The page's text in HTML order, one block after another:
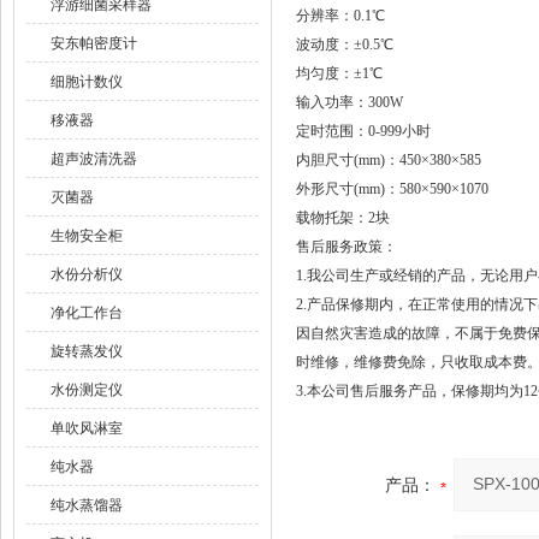
浮游细菌采样器
安东帕密度计
细胞计数仪
移液器
超声波清洗器
灭菌器
生物安全柜
水份分析仪
净化工作台
旋转蒸发仪
水份测定仪
单吹风淋室
纯水器
纯水蒸馏器
分辨率：0.1℃
波动度：±0.5℃
均匀度：±1℃
输入功率：300W
定时范围：0-999小时
内胆尺寸(mm)：450×380×585
外形尺寸(mm)：580×590×1070
载物托架：2块
售后服务政策：
1.我公司生产或经销的产品，无论用
2.产品保修期内，在正常使用的情况
因自然灾害造成的故障，不属于免费
时维修，维修费免除，只收取成本费
3.本公司售后服务产品，保修期均为
产品：